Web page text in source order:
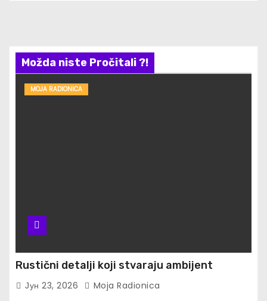
Možda niste Pročitali ?!
MOJA RADIONICA
Rustični detalji koji stvaraju ambijent
Јун 23, 2026 Moja Radionica